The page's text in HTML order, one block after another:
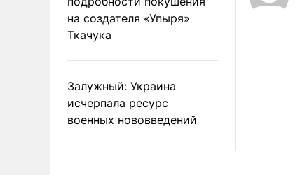
на создателя «Упыря»
Ткачука
Залужный: Украина
исчерпала ресурс
военных нововведений